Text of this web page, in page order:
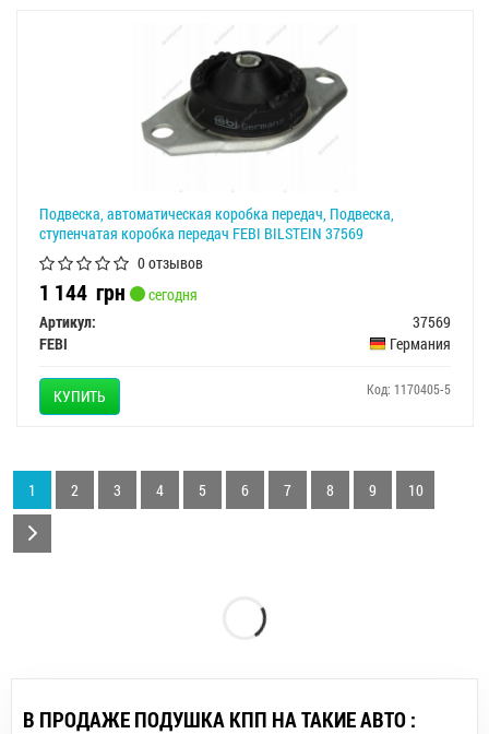
Подвеска, автоматическая коробка передач, Подвеска,
ступенчатая коробка передач FEBI BILSTEIN 37569
0 отзывов
1 144 грн
сегодня
Артикул:
37569
FEBI
Германия
КУПИТЬ Код: 1170405-5
1 2 3 4 5 6 7 8 9 10
В ПРОДАЖЕ ПОДУШКА КПП НА ТАКИЕ АВТО :